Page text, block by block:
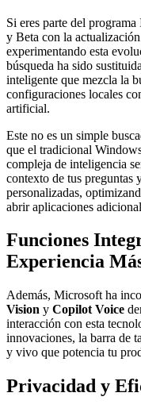
Si eres parte del
y Beta con la
experimentando esta
búsqueda ha sido
inteligente que mezcla la
configuraciones locales
artificial.
Este no es un simple
que el tradicional
compleja de inteligencia
contexto de tus preguntas
personalizadas,
abrir aplicaciones
Funciones
Experiencia
Además, Microsoft ha
Vision y Copilot Voice
interacción con esta
innovaciones, la barra de
y vivo que potencia tu
Privacidad y